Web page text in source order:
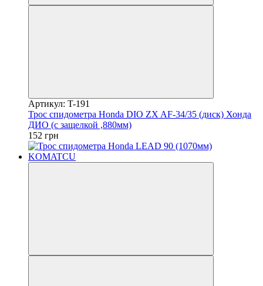
Артикул: T-191
Трос спидометра Honda DIO ZX AF-34/35 (диск) Хонда
ДИО (с защелкой ,880мм)
152 грн